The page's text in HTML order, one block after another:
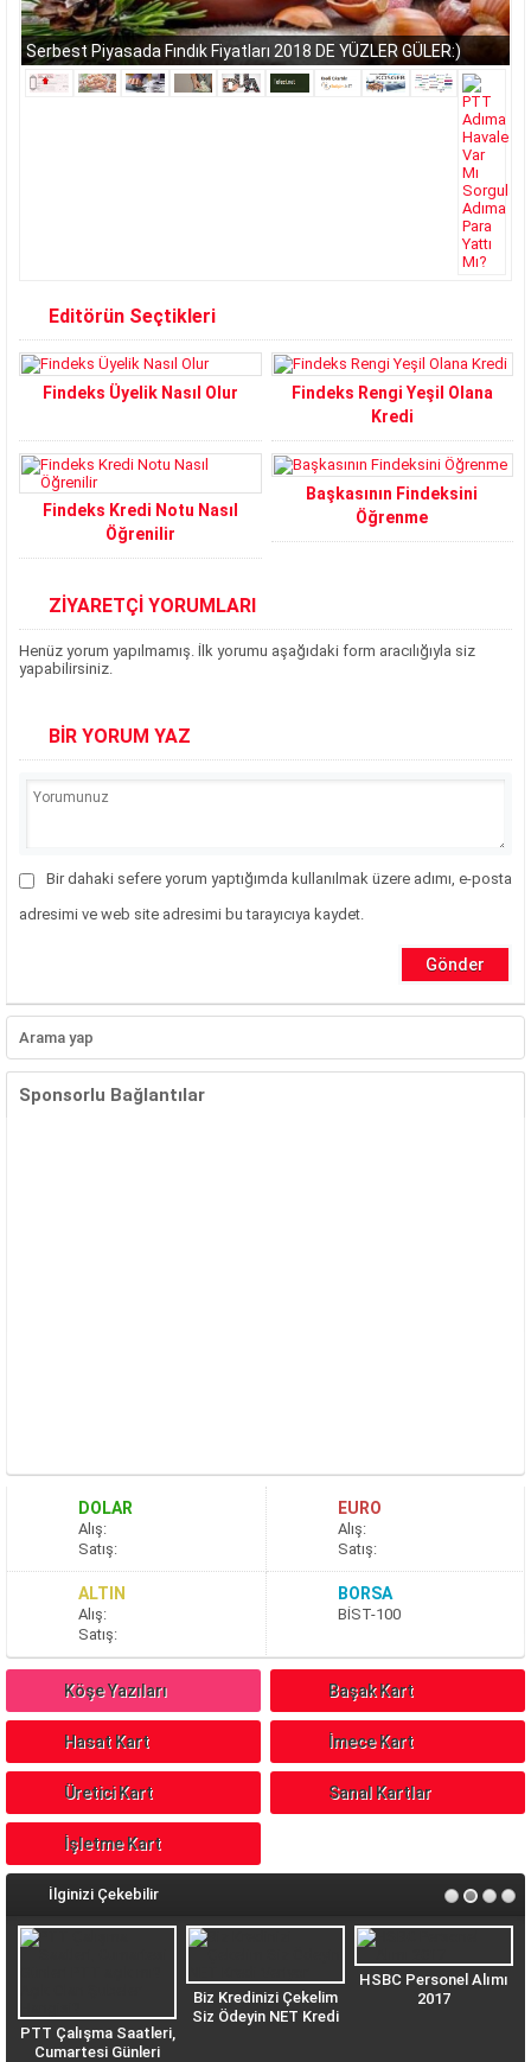
Serbest Piyasada Fındık Fiyatları 2018 DE YÜZLER GÜLER:)
Editörün Seçtikleri
Findeks Üyelik Nasıl Olur
Findeks Rengi Yeşil Olana
Kredi
Findeks Kredi Notu Nasıl
Öğrenilir
Başkasının Findeksini
Öğrenme
ZİYARETÇİ YORUMLARI
Henüz yorum yapılmamış. İlk yorumu aşağıdaki form aracılığıyla siz
yapabilirsiniz.
BİR YORUM YAZ
Bir dahaki sefere yorum yaptığımda kullanılmak üzere adımı, e-posta
adresimi ve web site adresimi bu tarayıcıya kaydet.
Sponsorlu Bağlantılar
DOLAR
Alış:
Satış:
EURO
Alış:
Satış:
ALTIN
Alış:
Satış:
BORSA
BİST-100
Köşe Yazıları Başak Kart
Hasat Kart İmece Kart
Üretici Kart Sanal Kartlar
İşletme Kart
İlginizi Çekebilir
PTT Çalışma Saatleri,
Cumartesi Günleri
Biz Kredinizi Çekelim
Siz Ödeyin NET Kredi
HSBC Personel Alımı
2017